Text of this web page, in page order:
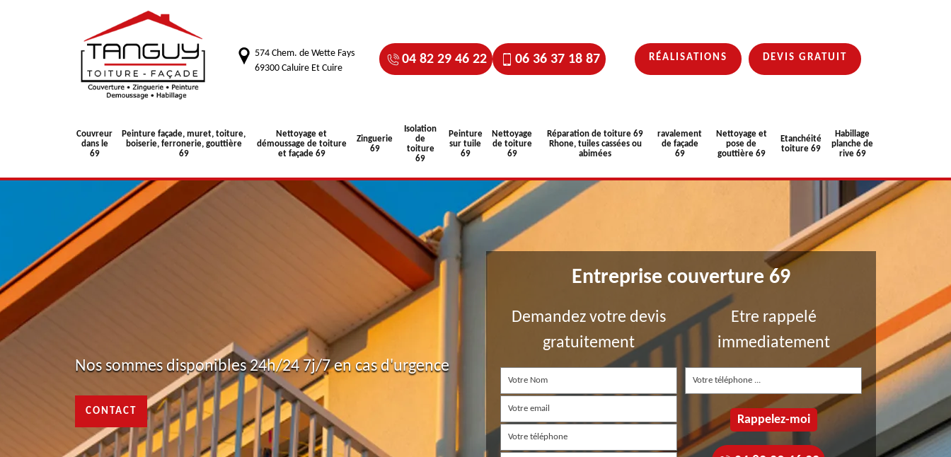
574 Chem. de Wette Fays
69300 Caluire Et Cuire
04 82 29 46 22 06 36 37 18 87 RÉALISATIONS DEVIS GRATUIT
Couvreur
dans le
69
Peinture façade, muret, toiture,
boiserie, ferronerie, gouttière
69
Nettoyage et
démoussage de toiture
et façade 69
Zinguerie
69
Isolation
de
toiture
69
Peinture
sur tuile
69
Nettoyage
de toiture
69
Réparation de toiture 69
Rhone, tuiles cassées ou
abimées
ravalement
de façade
69
Nettoyage et
pose de
gouttière 69
Etanchéité
toiture 69
Habillage
planche de
rive 69
Nos sommes disponibles 24h/24 7j/7 en cas d'urgence
CONTACT
Entreprise couverture 69
Demandez votre devis
gratuitement
Etre rappelé
immediatement